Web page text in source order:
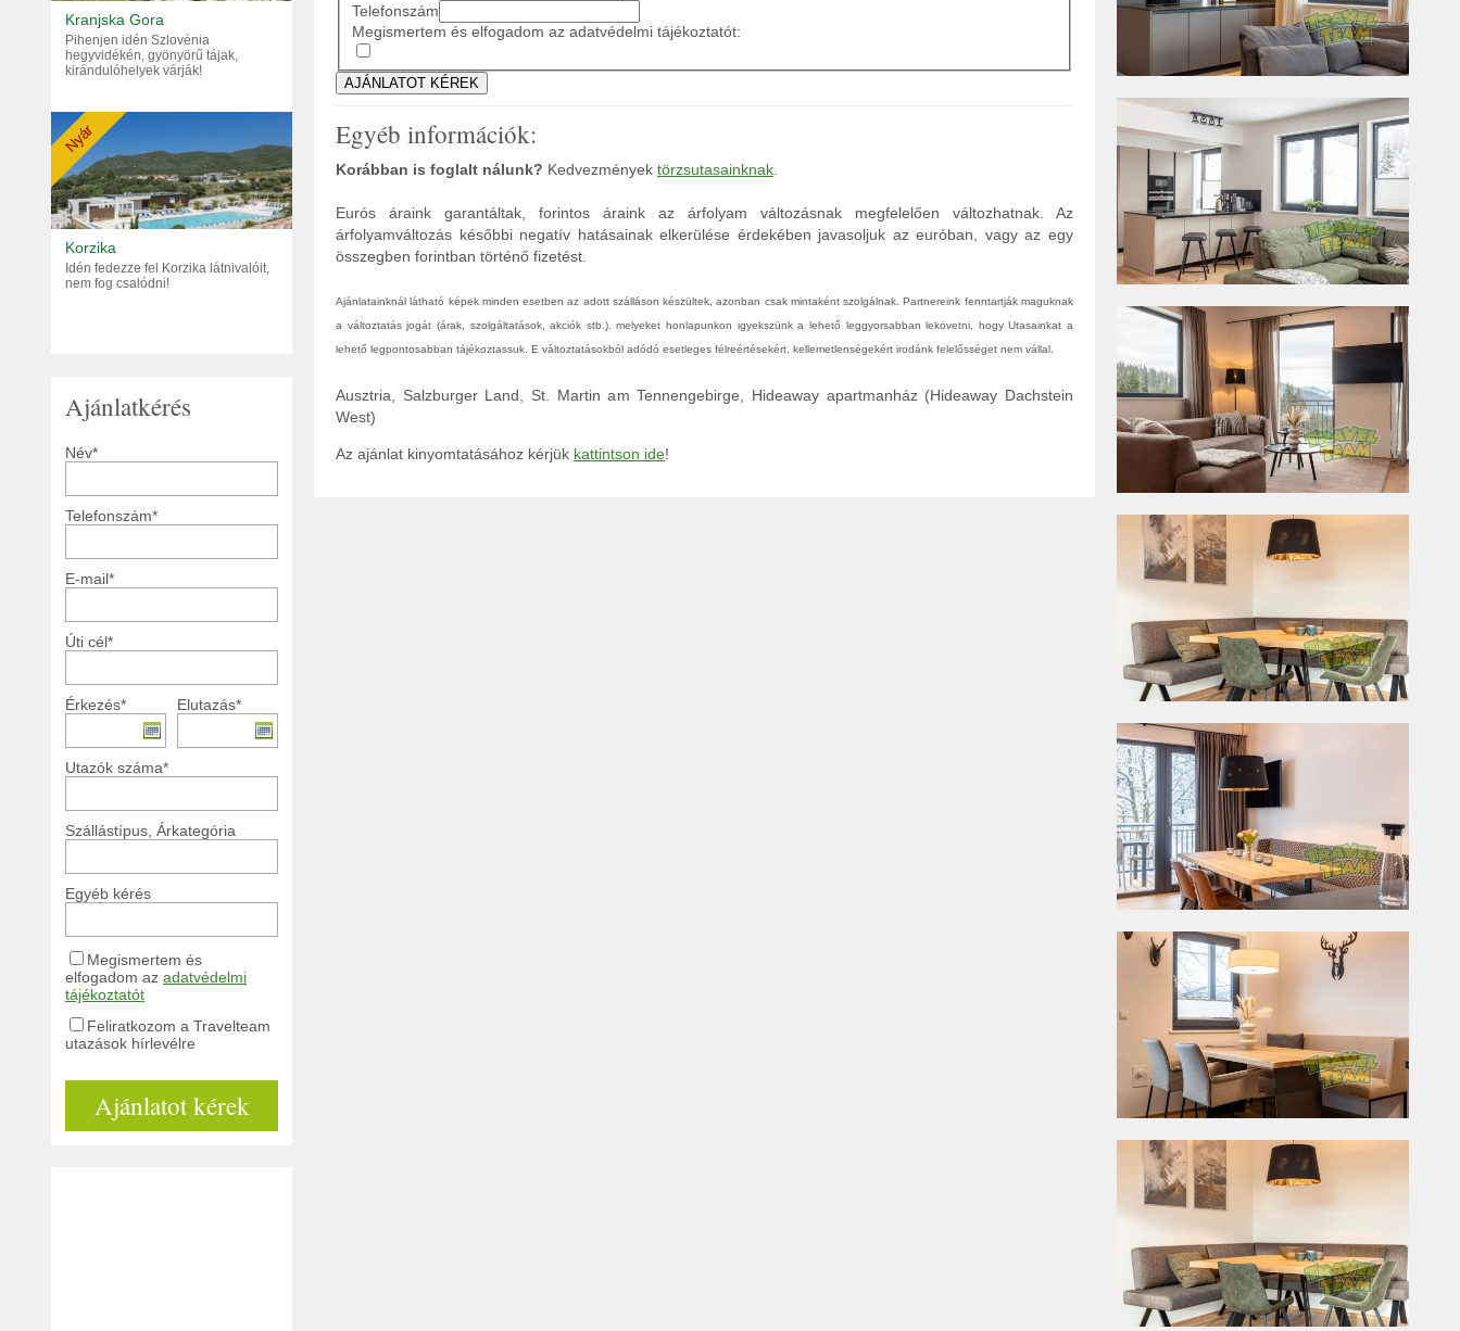
Kranjska Gora
Pihenjen idén Szlovénia
hegyvidékén, gyönyörű tájak,
kirándulóhelyek várják!
Nyár
Korzika
Idén fedezze fel Korzika látnivalóit,
nem fog csalódni!
Ajánlatkérés
Név*
Telefonszám*
E-mail*
Úti cél*
Érkezés* Elutazás*
Utazók száma*
Szállástípus, Árkategória
Egyéb kérés
Megismertem és
elfogadom az adatvédelmi
tájékoztatót
Feliratkozom a Travelteam
utazások hírlevélre
Ajánlatot kérek
Telefonszám
Megismertem és elfogadom az adatvédelmi tájékoztatót:
Egyéb információk:
Korábban is foglalt nálunk? Kedvezmények törzsutasainknak.
Eurós áraink garantáltak, forintos áraink az árfolyam változásnak megfelelően változhatnak. Az
árfolyamváltozás későbbi negatív hatásainak elkerülése érdekében javasoljuk az euróban, vagy az egy
összegben forintban történő fizetést.
Ajánlatainknál látható képek minden esetben az adott szálláson készültek, azonban csak mintaként szolgálnak. Partnereink fenntartják maguknak
a változtatás jogát (árak, szolgáltatások, akciók stb.), melyeket honlapunkon igyekszünk a lehető leggyorsabban lekövetni, hogy Utasainkat a
lehető legpontosabban tájékoztassuk. E változtatásokból adódó esetleges félreértésekért, kellemetlenségekért irodánk felelősséget nem vállal.
Ausztria, Salzburger Land, St. Martin am Tennengebirge, Hideaway apartmanház (Hideaway Dachstein
West)
Az ajánlat kinyomtatásához kérjük kattintson ide!